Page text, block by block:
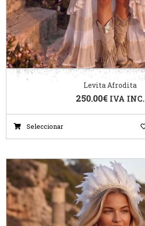
Levita Afrodita
250.00€ IVA INC.
Seleccionar